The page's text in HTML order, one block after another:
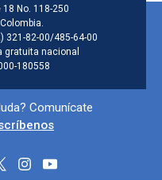
de la
18 No. 118-250
321-82-00/485-64-00
gratuita nacional
180558
sociales
Comunícate